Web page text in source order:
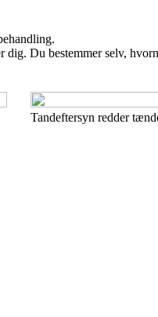
dig. Du bestemmer selv,
Tandeftersyn redder